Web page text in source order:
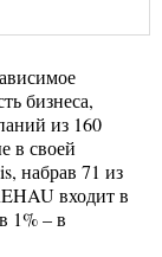
бизнеса,
из 160
в своей
набрав 71 из
входит в
1% – в